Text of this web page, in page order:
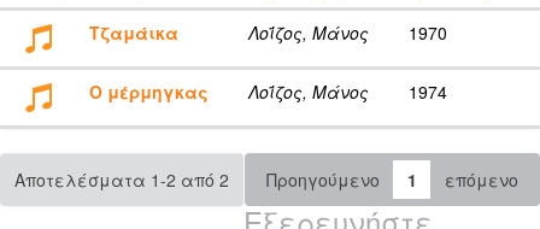
Τζαμάικα
Λοΐζος, Μάνος 1970
Ο μέρμηγκας Λοΐζος, Μάνος 1974
Αποτελέσματα 1-2 από 2 Προηγούμενο 1 επόμενο